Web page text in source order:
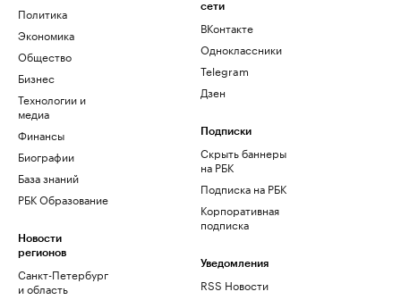
Политика
Экономика
Общество
Бизнес
Технологии и
медиа
Финансы
Биографии
База знаний
РБК Образование
Новости
регионов
Санкт-Петербург
и область
сети
ВКонтакте
Одноклассники
Telegram
Дзен
Подписки
Скрыть баннеры
на РБК
Подписка на РБК
Корпоративная
подписка
Уведомления
RSS Новости